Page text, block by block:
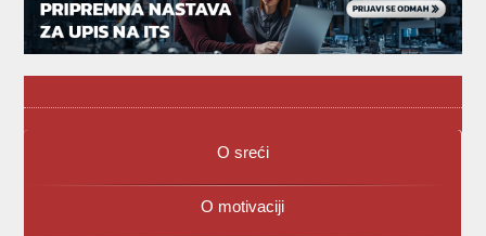
O sreći
O motivaciji